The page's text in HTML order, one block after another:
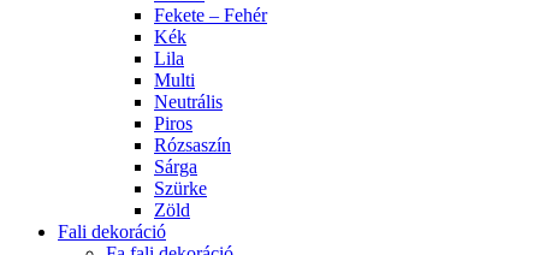
Fekete – Fehér
Kék
Lila
Multi
Neutrális
Piros
Rózsaszín
Sárga
Szürke
Zöld
Fali dekoráció